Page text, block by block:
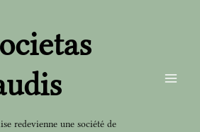
redevienne une société de